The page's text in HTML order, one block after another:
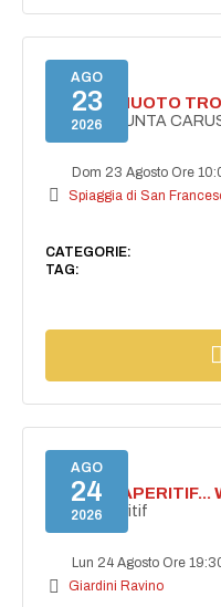
AGO
23
2026
GARA DI NUOTO
TROFEO PUNTA
Dom 23 Agosto Ore
Spiaggia di San
CATEGORIE:
TAG:
AGO
24
2026
SECRET APERITIF...
Secret aperitif
Lun 24 Agosto Ore
Giardini Ravino